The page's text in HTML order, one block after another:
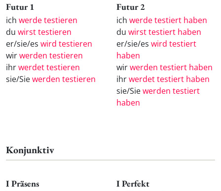
Futur 1
ich werde testieren
du wirst testieren
er/sie/es wird testieren
wirwerden testieren
ihrwerdet testieren
sie/Siewerden testieren
Futur 2
ich werde testiert haben
du wirst testiert haben
er/sie/es wird testiert
haben
wirwerden testiert haben
ihrwerdet testiert haben
sie/Siewerden testiert
haben
Konjunktiv
I Präsens I Perfekt